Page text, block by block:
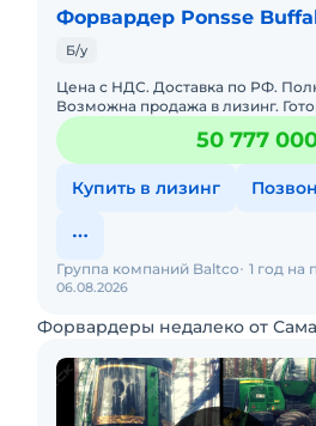
Форвардер Ponsse
Б/у
Цена с НДС. Доставка по РФ.
Возможна продажа в лизинг.
Не требует вложений. Форвардер
Серия Премиум
50 777
Купить в лизинг
06.08.2026
Группа компаний Baltco 1 год на
Форвардеры недалеко от